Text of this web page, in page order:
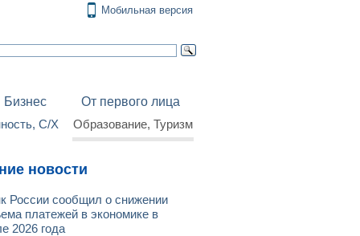
Мобильная версия
Бизнес
От первого лица
С/Х
Образование, Туризм
новости
России сообщил о снижении
платежей в экономике в
2026 года